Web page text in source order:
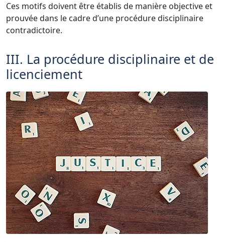
Ces motifs doivent être établis de manière objective et
prouvée dans le cadre d’une procédure disciplinaire
contradictoire.
III. La procédure disciplinaire et de
licenciement